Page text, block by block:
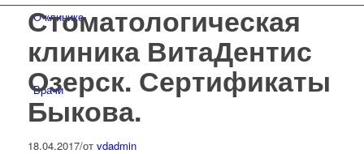
О клинике
Врачи
Стоматологическая
клиника ВитаДентис
Озерск. Сертификаты
Быкова.
18.04.2017/от vdadmin